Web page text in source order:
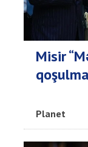
Misir
Planet